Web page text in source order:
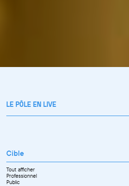
LE PÔLE EN LIVE
Cible
Tout afficher
Professionnel
Public